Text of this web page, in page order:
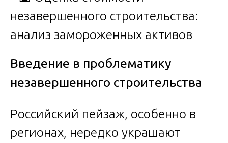
Введение в проблематику
незавершенного строительства
Российский пейзаж, особенно в
регионах, нередко украшают